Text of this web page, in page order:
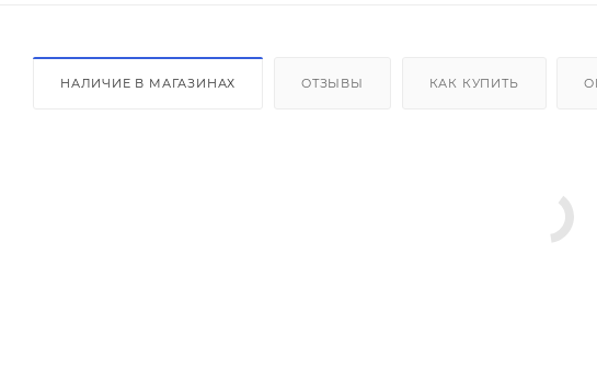
НАЛИЧИЕ В МАГАЗИНАХ ОТЗЫВЫ КАК КУПИТЬ